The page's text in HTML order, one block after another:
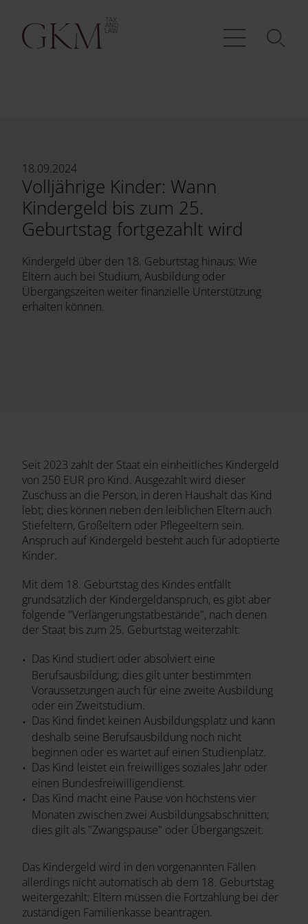
18.09.2024
Volljährige Kinder: Wann
Kindergeld bis zum 25.
Geburtstag fortgezahlt wird
Kindergeld über den 18. Geburtstag hinaus: Wie
Eltern auch bei Studium, Ausbildung oder
Übergangszeiten weiter finanzielle Unterstützung
erhalten können.
Seit 2023 zahlt der Staat ein einheitliches Kindergeld
von 250 EUR pro Kind. Ausgezahlt wird dieser
Zuschuss an die Person, in deren Haushalt das Kind
lebt; dies können neben den leiblichen Eltern auch
Stiefeltern, Großeltern oder Pflegeeltern sein.
Anspruch auf Kindergeld besteht auch für adoptierte
Kinder.
Mit dem 18. Geburtstag des Kindes entfällt
grundsätzlich der Kindergeldanspruch, es gibt aber
folgende "Verlängerungstatbestände", nach denen
der Staat bis zum 25. Geburtstag weiterzahlt:
Das Kind studiert oder absolviert eine
Berufsausbildung; dies gilt unter bestimmten
Voraussetzungen auch für eine zweite Ausbildung
oder ein Zweitstudium.
Das Kind findet keinen Ausbildungsplatz und kann
deshalb seine Berufsausbildung noch nicht
beginnen oder es wartet auf einen Studienplatz.
Das Kind leistet ein freiwilliges soziales Jahr oder
einen Bundesfreiwilligendienst.
Das Kind macht eine Pause von höchstens vier
Monaten zwischen zwei Ausbildungsabschnitten;
dies gilt als "Zwangspause" oder Übergangszeit.
Das Kindergeld wird in den vorgenannten Fällen
allerdings nicht automatisch ab dem 18. Geburtstag
weitergezahlt; Eltern müssen die Fortzahlung bei der
zuständigen Familienkasse beantragen.